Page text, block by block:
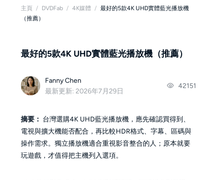
主頁 / DVDFab / 4K媒體 / 最好的5款4K UHD實體藍光播放機
（推薦）
最好的5款4K UHD實體藍光播放機（推薦）
Fanny Chen
最新更新: 2026年7月29日
42151
摘要： 台灣選購4K UHD藍光播放機，應先確認買得到、
電視與擴大機能否配合，再比較HDR格式、字幕、區碼與
操作需求。獨立播放機適合重視影音整合的人；原本就要
玩遊戲，才值得把主機列入選項。